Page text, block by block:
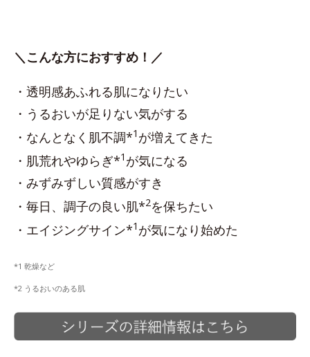
＼こんな方におすすめ！／
・透明感あふれる肌になりたい
・うるおいが足りない気がする
・なんとなく肌不調*1 が増えてきた
・肌荒れやゆらぎ*1 が気になる
・みずみずしい質感がすき
・毎日、調子の良い肌*2を保ちたい
・エイジングサイン*1 が気になり始めた
*1 乾燥など
*2 うるおいのある肌